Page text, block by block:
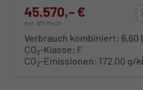
45.570,– €
incl. 19% MwSt.
Verbrauch kombiniert: 6,60
CO2-Klasse: F
CO2-Emissionen: 172,00 g/